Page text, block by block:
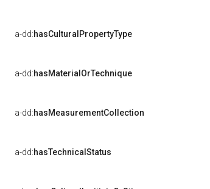
a-dd:hasCulturalPropertyType
a-dd:hasMaterialOrTechnique
a-dd:hasMeasurementCollection
a-dd:hasTechnicalStatus